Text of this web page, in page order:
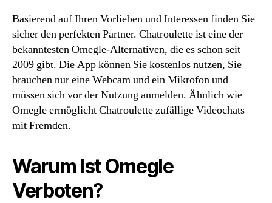
Basierend auf Ihren Vorlieben und Interessen finden Sie
sicher den perfekten Partner. Chatroulette ist eine der
bekanntesten Omegle-Alternativen, die es schon seit
2009 gibt. Die App können Sie kostenlos nutzen, Sie
brauchen nur eine Webcam und ein Mikrofon und
müssen sich vor der Nutzung anmelden. Ähnlich wie
Omegle ermöglicht Chatroulette zufällige Videochats
mit Fremden.
Warum Ist Omegle
Verboten?